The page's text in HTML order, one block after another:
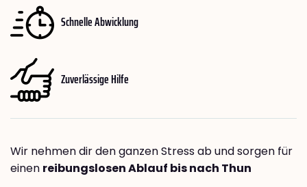
Schnelle Abwicklung
Zuverlässige Hilfe
Wir nehmen dir den ganzen Stress ab und sorgen für
einen reibungslosen Ablauf bis nach Thun